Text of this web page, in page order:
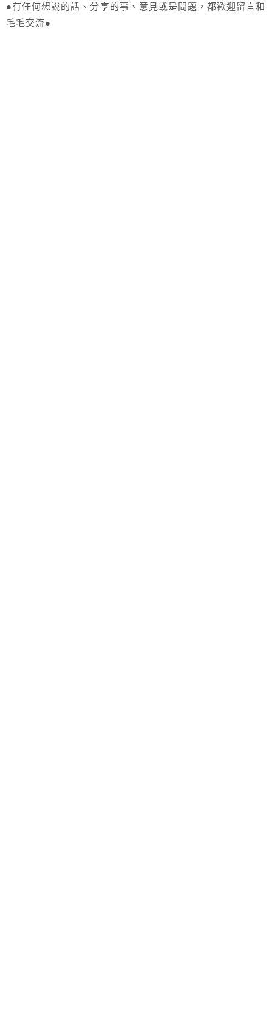
●有任何想說的話、分享的事、意見或是問題，都歡迎留言和
毛毛交流●